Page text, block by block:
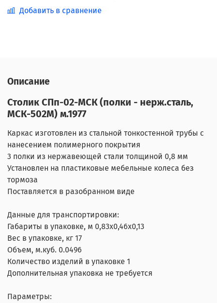
Добавить в сравнение
Описание
Столик СПп-02-МСК (полки - нерж.сталь,
МСК-502М) м.1977
Каркас изготовлен из стальной тонкостенной трубы с
нанесением полимерного покрытия
3 полки из нержавеющей стали толщиной 0,8 мм
Установлен на пластиковые мебельные колеса без
тормоза
Поставляется в разобранном виде
Данные для транспортировки:
Габариты в упаковке, м 0,83х0,46х0,13
Вес в упаковке, кг 17
Объем, м.куб. 0.0496
Количество изделий в упаковке 1
Дополнительная упаковка не требуется
Параметры: